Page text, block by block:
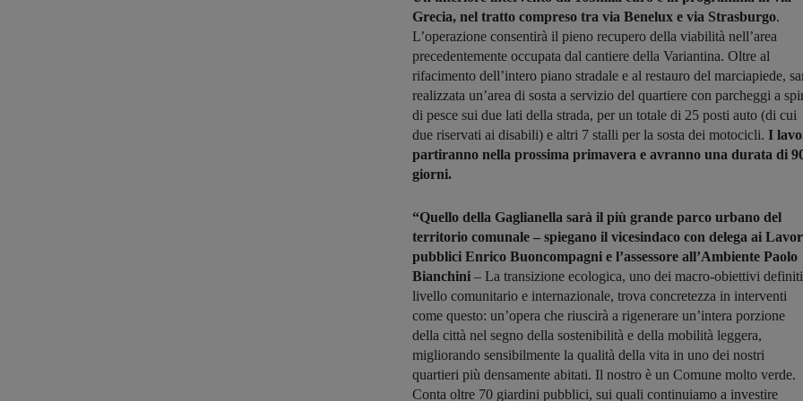
Grecia, nel tratto compreso tra via Benelux e via Strasburgo.
L’operazione consentirà il pieno recupero della viabilità nell’area
precedentemente occupata dal cantiere della Variantina. Oltre al
rifacimento dell’intero piano stradale e al restauro del marciapiede,
realizzata un’area di sosta a servizio del quartiere con parcheggi a
di pesce sui due lati della strada, per un totale di 25 posti auto (di cui
due riservati ai disabili) e altri 7 stalli per la sosta dei motocicli. I
partiranno nella prossima primavera e avranno una durata di
giorni.
“Quello della Gaglianella sarà il più grande parco urbano del
territorio comunale – spiegano il vicesindaco con delega ai
pubblici Enrico Buoncompagni e l’assessore all’Ambiente Paolo
Bianchini – La transizione ecologica, uno dei macro-obiettivi
livello comunitario e internazionale, trova concretezza in interventi
come questo: un’opera che riuscirà a rigenerare un’intera porzione
della città nel segno della sostenibilità e della mobilità leggera,
migliorando sensibilmente la qualità della vita in uno dei nostri
quartieri più densamente abitati. Il nostro è un Comune molto verde.
Conta oltre 70 giardini pubblici, sui quali continuiamo a investire